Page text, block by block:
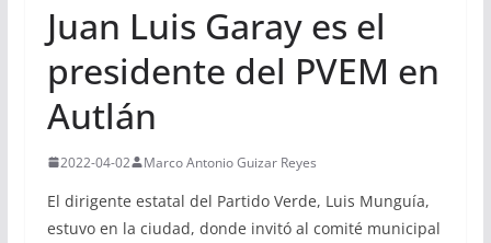
Juan Luis Garay es el
presidente del PVEM en
Autlán
2022-04-02 Marco Antonio Guizar Reyes
El dirigente estatal del Partido Verde, Luis Munguía,
estuvo en la ciudad, donde invitó al comité municipal